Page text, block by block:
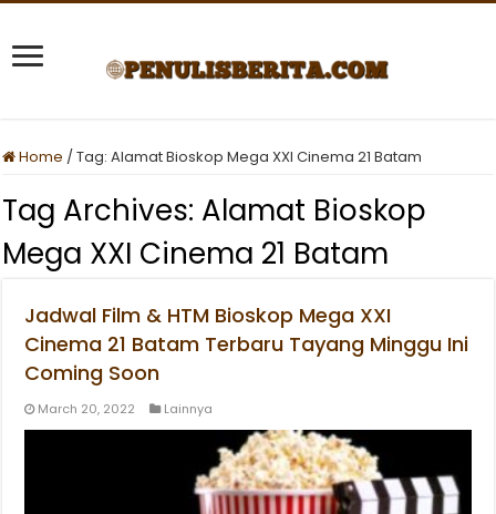
Home /Tag:Alamat Bioskop Mega XXI Cinema 21 Batam
Tag Archives: Alamat Bioskop
Mega XXI Cinema 21 Batam
Jadwal Film & HTM Bioskop Mega XXI
Cinema 21 Batam Terbaru Tayang Minggu Ini
Coming Soon
March 20, 2022 Lainnya